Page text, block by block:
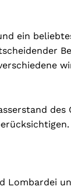
ein
des
Lombardei